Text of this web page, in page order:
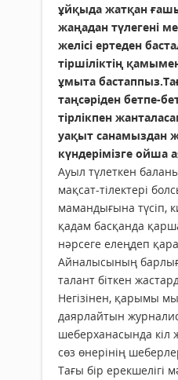
ұйқыда жатқан
жаңадан түлегені
желісі ертеден
тіршіліктің
ұмыта
таңсәріден бетпе-
тірлікпен
уақыт санамыздан
күндерімізге ойша
Ауыл түлеткен
мақсат-тілектері
мамандығына түсіп,
қадам басқанда
нәрсеге елеңдеп
Айналысының
талант біткен
Негізінен, қарымы
даярлайтын
шеберханасында кіл
сөз өнерінің
Тағы бір ерекшелігі